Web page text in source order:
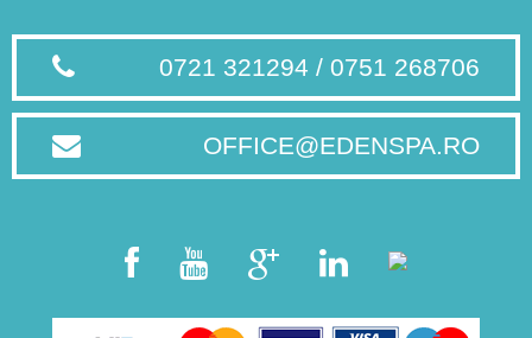
0721 321294 / 0751 268706
OFFICE@EDENSPA.RO